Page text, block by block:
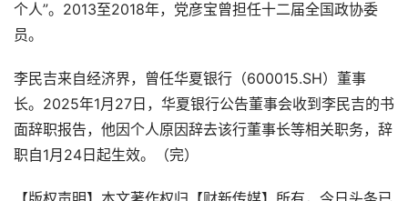
个人”。2013至2018年，党彦宝曾担任十二届全国政协委
员。
李民吉来自经济界，曾任华夏银行（600015.SH）董事
长。2025年1月27日，华夏银行公告董事会收到李民吉的书
面辞职报告，他因个人原因辞去该行董事长等相关职务，辞
职自1月24日起生效。（完）